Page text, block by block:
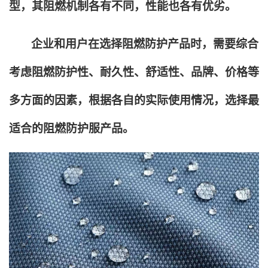
型，其阻燃机制各有不同，性能也各有优劣。
企业和用户在选择阻燃防护产品时，需要综合
考虑阻燃防护性、耐久性、舒适性、品牌、价格等
多方面的因素，根据各自的实际使用情况，选择最
适合的阻燃防护服产品。